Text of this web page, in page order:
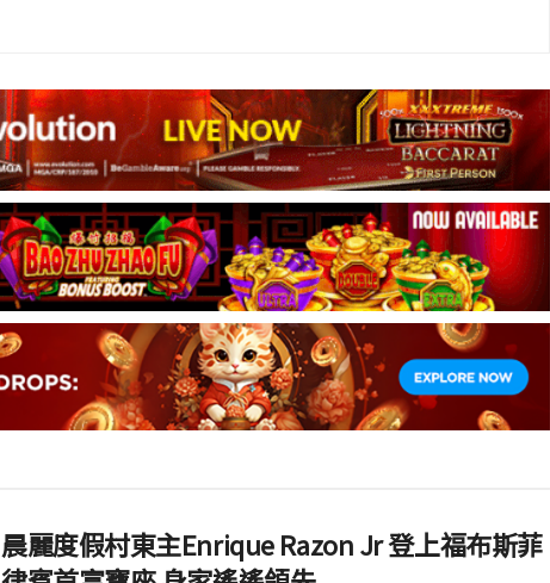
晨麗度假村東主Enrique Razon Jr 登上福布斯菲